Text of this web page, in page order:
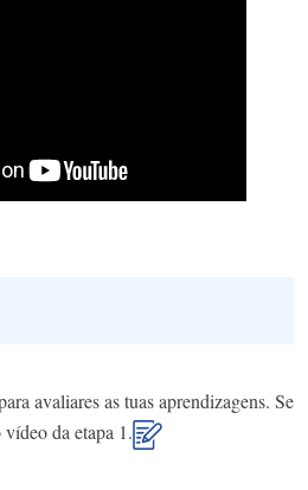
avaliares as tuas aprendizagens. Se
da etapa 1.